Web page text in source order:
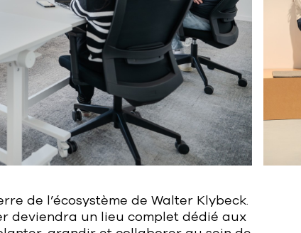
de l’écosystème de Walter Klybeck.
deviendra un lieu complet dédié aux